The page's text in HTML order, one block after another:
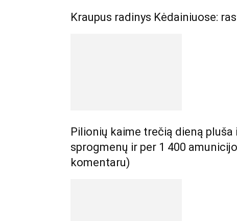
Kraupus radinys Kėdainiuose:
Pilionių kaime trečią dieną
sprogmenų ir per 1 400
komentaru)